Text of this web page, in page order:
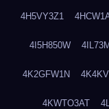
4H5VY3Z1
4I5H850W
4K2GFW1N
4KWTO3AT